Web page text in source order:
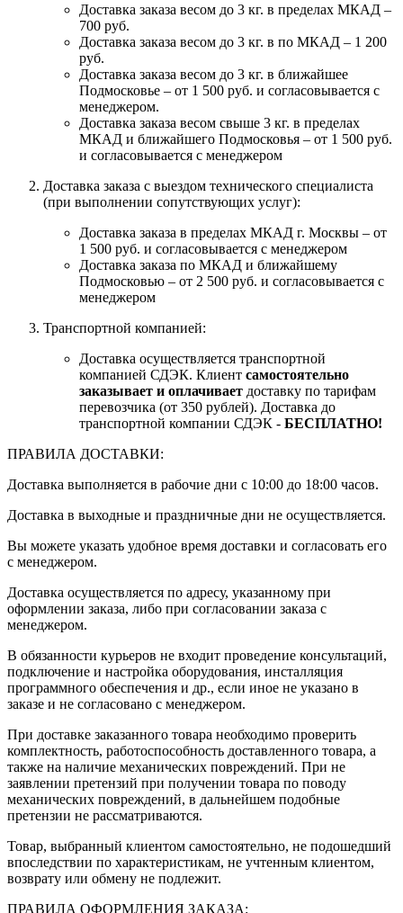
Доставка заказа весом до 3 кг. в пределах МКАД –
700 руб.
Доставка заказа весом до 3 кг. в по МКАД – 1 200
руб.
Доставка заказа весом до 3 кг. в ближайшее
Подмосковье – от 1 500 руб. и согласовывается с
менеджером.
Доставка заказа весом свыше 3 кг. в пределах
МКАД и ближайшего Подмосковья – от 1 500 руб.
и согласовывается с менеджером
Доставка заказа с выездом технического специалиста
(при выполнении сопутствующих услуг):
Доставка заказа в пределах МКАД г. Москвы – от
1 500 руб. и согласовывается с менеджером
Доставка заказа по МКАД и ближайшему
Подмосковью – от 2 500 руб. и согласовывается с
менеджером
Транспортной компанией:
Доставка осуществляется транспортной
компанией СДЭК. Клиент самостоятельно
заказывает и оплачивает доставку по тарифам
перевозчика (от 350 рублей). Доставка до
транспортной компании СДЭК - БЕСПЛАТНО!
ПРАВИЛА ДОСТАВКИ:
Доставка выполняется в рабочие дни с 10:00 до 18:00 часов.
Доставка в выходные и праздничные дни не осуществляется.
Вы можете указать удобное время доставки и согласовать его
с менеджером.
Доставка осуществляется по адресу, указанному при
оформлении заказа, либо при согласовании заказа с
менеджером.
В обязанности курьеров не входит проведение консультаций,
подключение и настройка оборудования, инсталляция
программного обеспечения и др., если иное не указано в
заказе и не согласовано с менеджером.
При доставке заказанного товара необходимо проверить
комплектность, работоспособность доставленного товара, а
также на наличие механических повреждений. При не
заявлении претензий при получении товара по поводу
механических повреждений, в дальнейшем подобные
претензии не рассматриваются.
Товар, выбранный клиентом самостоятельно, не подошедший
впоследствии по характеристикам, не учтенным клиентом,
возврату или обмену не подлежит.
ПРАВИЛА ОФОРМЛЕНИЯ ЗАКАЗА: